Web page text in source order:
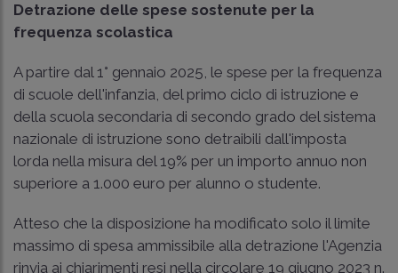
Detrazione delle spese sostenute per la
frequenza scolastica
A partire dal 1° gennaio 2025, le spese per la frequenza
di scuole dell'infanzia, del primo ciclo di istruzione e
della scuola secondaria di secondo grado del sistema
nazionale di istruzione sono detraibili dall'imposta
lorda nella misura del 19% per un importo annuo non
superiore a 1.000 euro per alunno o studente.
Atteso che la disposizione ha modificato solo il limite
massimo di spesa ammissibile alla detrazione l'Agenzia
rinvia ai chiarimenti resi nella circolare 19 giugno 2023 n.